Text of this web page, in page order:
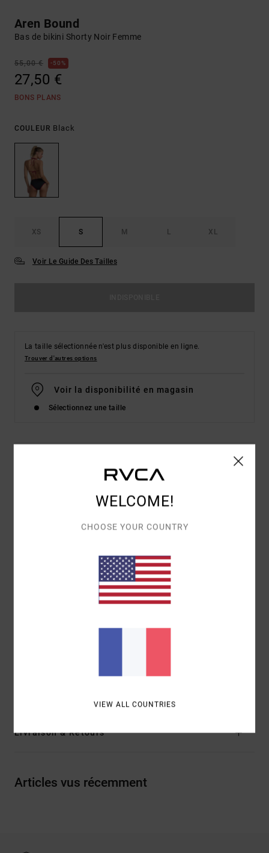
Aren Bound
Bas de bikini Shorty Noir Femme
55,00 € 50%
27,50 €
BONS PLANS
COULEUR Black
XS S M L XL
Voir Le Guide Des Tailles
La taille sélectionnée n'est plus disponible en ligne.
Trouver d'autres options
Voir la disponibilité en magasin
Sélectionnez une taille
Code couleurblk
bas avec galon contrasté à la taille et sur
l'ouverture des jambes
Poids + description : liens à l'avant
Entièrement doublé
Livraison & Retours
Articles vus récemment
WELCOME!
CHOOSE YOUR COUNTRY
VIEW ALL COUNTRIES